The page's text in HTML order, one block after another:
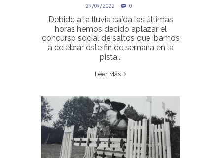
SOCIAL DE ESTE FIN DE
SEMANA
29/09/2022 0
Debido a la lluvia caída las últimas
horas hemos decido aplazar el
concurso social de saltos que íbamos
a celebrar este fin de semana en la
pista...
Leer Más